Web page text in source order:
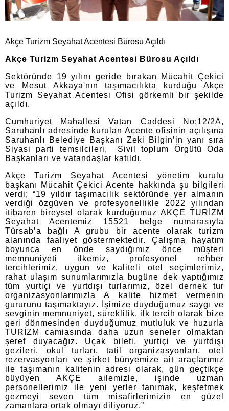
Akçe Turizm Seyahat Acentesi Bürosu Açıldı
Akçe Turizm Seyahat Acentesi Bürosu Açıldı
Sektöründe 19 yılını geride bırakan Mücahit Çekici
ve Mesut Akkaya'nın taşımacılıkta kurduğu Akçe
Turizm Seyahat Acentesi Ofisi görkemli bir şekilde
açıldı.
Cumhuriyet Mahallesi Vatan Caddesi No:12/2A,
Saruhanlı adresinde kurulan Acente ofisinin açılışına
Saruhanlı Belediye Başkanı Zeki Bilgin’in yanı sıra
Siyasi parti temsilcileri, Sivil toplum Örgütü Oda
Başkanları ve vatandaşlar katıldı.
Akçe Turizm Seyahat Acentesi yönetim kurulu
başkanı Mücahit Çekici Acente hakkında şu bilgileri
verdi; “19 yıldır taşımacılık sektöründe yer almanın
verdiği özgüven ve profesyonellikle 2022 yılından
itibaren bireysel olarak kurduğumuz AKÇE TURİZM
Seyahat Acentemiz 15521 belge numarasıyla
Türsab’a bağlı A grubu bir acente olarak turizm
alanında faaliyet göstermektedir. Çalışma hayatım
boyunca en önde saydığımız önce müşteri
memnuniyeti ilkemiz, profesyonel rehber
tercihlerimiz, uygun ve kaliteli otel seçimlerimiz,
rahat ulaşım sunumlarımızla bugüne dek yaptığımız
tüm yurtiçi ve yurtdışı turlarımız, özel dernek tur
organizasyonlarımızla A kalite hizmet vermenin
gururunu taşımaktayız. İşimize duyduğumuz saygı ve
sevginin memnuniyet, süreklilik, ilk tercih olarak bize
geri dönmesinden duyduğumuz mutluluk ve huzurla
TURİZM camiasında daha uzun seneler olmaktan
şeref duyacağız. Uçak bileti, yurtiçi ve yurtdışı
gezileri, okul turları, tatil organizasyonları, otel
rezervasyonları ve şirket bünyemize ait araçlarımız
ile taşımanın kalitenin adresi olarak, gün geçtikçe
büyüyen AKÇE ailemizle, işinde uzman
personellerimiz ile yeni yerler tanımak, keşfetmek
gezmeyi seven tüm misafirlerimizin en güzel
zamanlara ortak olmayı diliyoruz.”